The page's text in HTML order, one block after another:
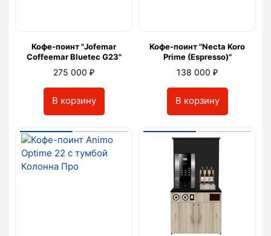
Кофе-поинт "Jofemar
Coffeemar Bluetec G23"
275 000 ₽
В корзину
Кофе-поинт "Necta Koro
Prime (Espresso)"
138 000 ₽
В корзину